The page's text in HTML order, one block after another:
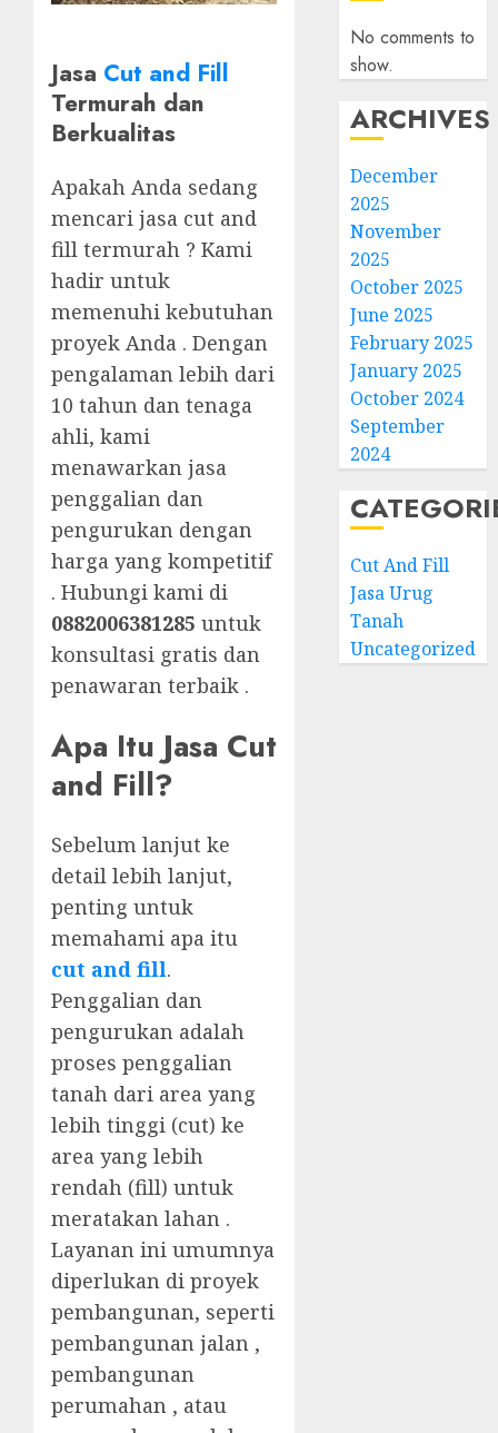
Jasa Cut and Fill
Termurah dan
Berkualitas
Apakah Anda sedang
mencari jasa cut and
fill termurah ? Kami
hadir untuk
memenuhi kebutuhan
proyek Anda . Dengan
pengalaman lebih dari
10 tahun dan tenaga
ahli, kami
menawarkan jasa
penggalian dan
pengurukan dengan
harga yang kompetitif
. Hubungi kami di
0882006381285 untuk
konsultasi gratis dan
penawaran terbaik .
Apa Itu Jasa Cut
and Fill?
Sebelum lanjut ke
detail lebih lanjut,
penting untuk
memahami apa itu
cut and fill.
Penggalian dan
pengurukan adalah
proses penggalian
tanah dari area yang
lebih tinggi (cut) ke
area yang lebih
rendah (fill) untuk
meratakan lahan .
Layanan ini umumnya
diperlukan di proyek
pembangunan, seperti
pembangunan jalan ,
pembangunan
perumahan , atau
No comments to
show.
ARCHIVES
December
2025
November
2025
October 2025
June 2025
February 2025
January 2025
October 2024
September
2024
Cut And Fill
Jasa Urug
Tanah
Uncategorized